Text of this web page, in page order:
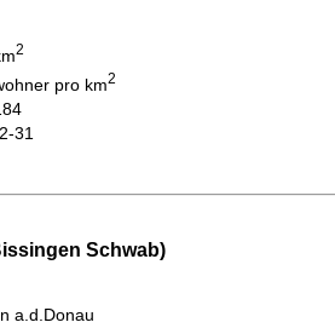
2
pro km2
31
Schwab)
a.d.Donau